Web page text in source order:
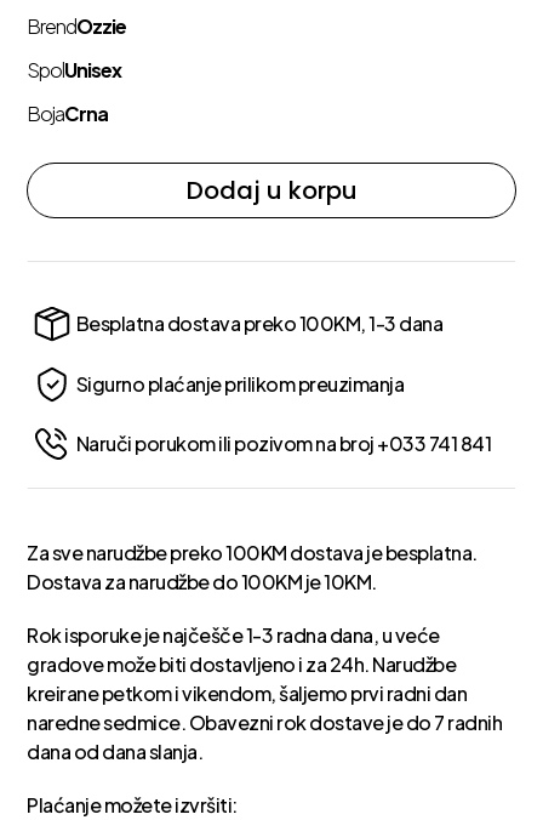
BrendOzzie
SpolUnisex
BojaCrna
Dodaj u korpu
Besplatna dostava preko 100KM, 1-3 dana
Sigurno plaćanje prilikom preuzimanja
Naruči porukom ili pozivom na broj +033 741 841
Za sve narudžbe preko 100KM dostava je besplatna.
Dostava za narudžbe do 100KM je 10KM.
Rok isporuke je najčešče 1-3 radna dana, u veće
gradove može biti dostavljeno i za 24h. Narudžbe
kreirane petkom i vikendom, šaljemo prvi radni dan
naredne sedmice. Obavezni rok dostave je do 7 radnih
dana od dana slanja.
Plaćanje možete izvršiti: